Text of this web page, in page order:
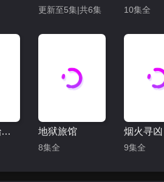
更新至5集|共6集 10集全
金妮与乔治娅 第三季 地狱旅馆
8集全
烟火寻凶
9集全